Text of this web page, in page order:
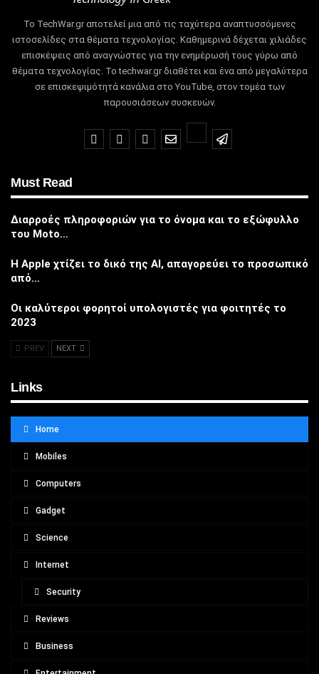
Το TechWar.gr αποτελεί μια από τις ταχύτερα αναπτυσσόμενες
ιστοσελίδες στα θέματα τεχνολογίας. Καθημερινά δέχεται χιλιάδες
επισκέψεις από αναγνώστες για την ενημέρωσή τους γύρω από
θέματα τεχνολογίας. Το techwar.gr διαθέτει και ένα από μεγαλύτερα
σε επισκεψιμότητά κανάλια στο YouTube, στον τομέα των
παρουσιάσεων συσκευών.
Must Read
Διαρροές πληροφοριών για το όνομα και το εξώφυλλο
του Moto…
Η Apple χτίζει το δικό της AI, απαγορεύει το προσωπικό
από…
Οι καλύτεροι φορητοί υπολογιστές για φοιτητές το
2023
PREV NEXT
Links
Home
Mobiles
Computers
Gadget
Science
Internet
Security
Reviews
Business